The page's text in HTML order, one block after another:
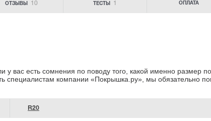
ОТЗЫВЫ 10 ТЕСТЫ 1 ОПЛАТА
у вас есть сомнения по поводу того, какой именно размер
специалистам компании «Покрышка.ру» , мы обязательно
R20